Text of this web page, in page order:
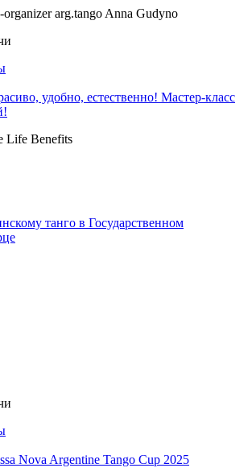
arg.tango Anna Gudyno
удобно, естественно! Мастер-класс
Life Benefits
танго в Государственном
Nova Argentine Tango Cup 2025